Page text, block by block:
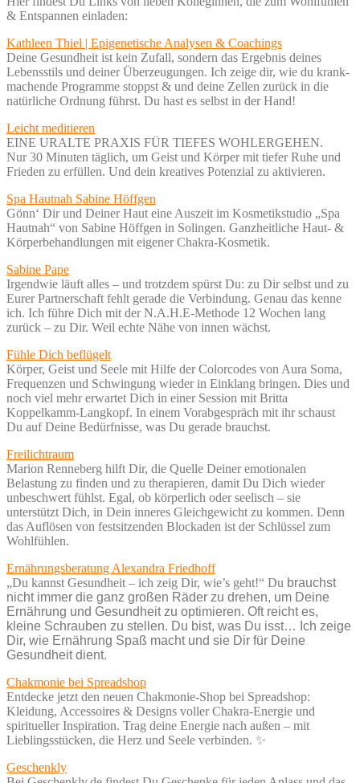
& Entspannen einladen:
Kathleen Thiel | Epigenetische Analysen & Coachings
Deine Gesundheit ist kein Zufall, sondern das Ergebnis deines
Lebensstils und deiner Überzeugungen. Ich zeige dir, wie du krank-
machende Programme stoppst & und deine Zellen zurück in die
natürliche Ordnung führst. Du hast es selbst in der Hand!
Leicht meditieren
EINE URALTE PRAXIS FÜR TIEFES WOHLERGEHEN.
Nur 30 Minuten täglich, um Geist und Körper mit tiefer Ruhe und
Frieden zu erfüllen. Und dein kreatives Potenzial zu aktivieren.
Spa Hautnah Sabine Höffgen
Gönn‘ Dir und Deiner Haut eine Auszeit im Kosmetikstudio „Spa
Hautnah“ von Sabine Höffgen in Solingen. Ganzheitliche Haut- &
Körperbehandlungen mit eigener Chakra-Kosmetik.
Sabine Pape
Irgendwie läuft alles – und trotzdem spürst Du: zu Dir selbst und zu
Eurer Partnerschaft fehlt gerade die Verbindung. Genau das kenne
ich. Ich führe Dich mit der N.A.H.E-Methode 12 Wochen lang
zurück – zu Dir. Weil echte Nähe von innen wächst.
Fühle Dich beflügelt
Körper, Geist und Seele mit Hilfe der Colorcodes von Aura Soma,
Frequenzen und Schwingung wieder in Einklang bringen. Dies und
noch viel mehr erwartet Dich in einer Session mit Britta
Koppelkamm-Langkopf. In einem Vorabgespräch mit ihr schaust
Du auf Deine Bedürfnisse, was Du gerade brauchst.
Freilichtraum
Marion Renneberg hilft Dir, die Quelle Deiner emotionalen
Belastung zu finden und zu therapieren, damit Du Dich wieder
unbeschwert fühlst. Egal, ob körperlich oder seelisch – sie
unterstützt Dich, in Dein inneres Gleichgewicht zu kommen. Denn
das Auflösen von festsitzenden Blockaden ist der Schlüssel zum
Wohlfühlen.
Ernährungsberatung Alexandra Friedhoff
„Du kannst Gesundheit – ich zeig Dir, wie’s geht!“ Du brauchst
nicht immer die ganz großen Räder zu drehen, um Deine
Ernährung und Gesundheit zu optimieren. Oft reicht es,
kleine Schrauben zu stellen. Du bist, was Du isst… Ich zeige
Dir, wie Ernährung Spaß macht und sie Dir für Deine
Gesundheit dient.
Chakmonie bei Spreadshop
Entdecke jetzt den neuen Chakmonie-Shop bei Spreadshop:
Kleidung, Accessoires & Designs voller Chakra-Energie und
spiritueller Inspiration. Trag deine Energie nach außen – mit
Lieblingsstücken, die Herz und Seele verbinden. ✨
Geschenkly